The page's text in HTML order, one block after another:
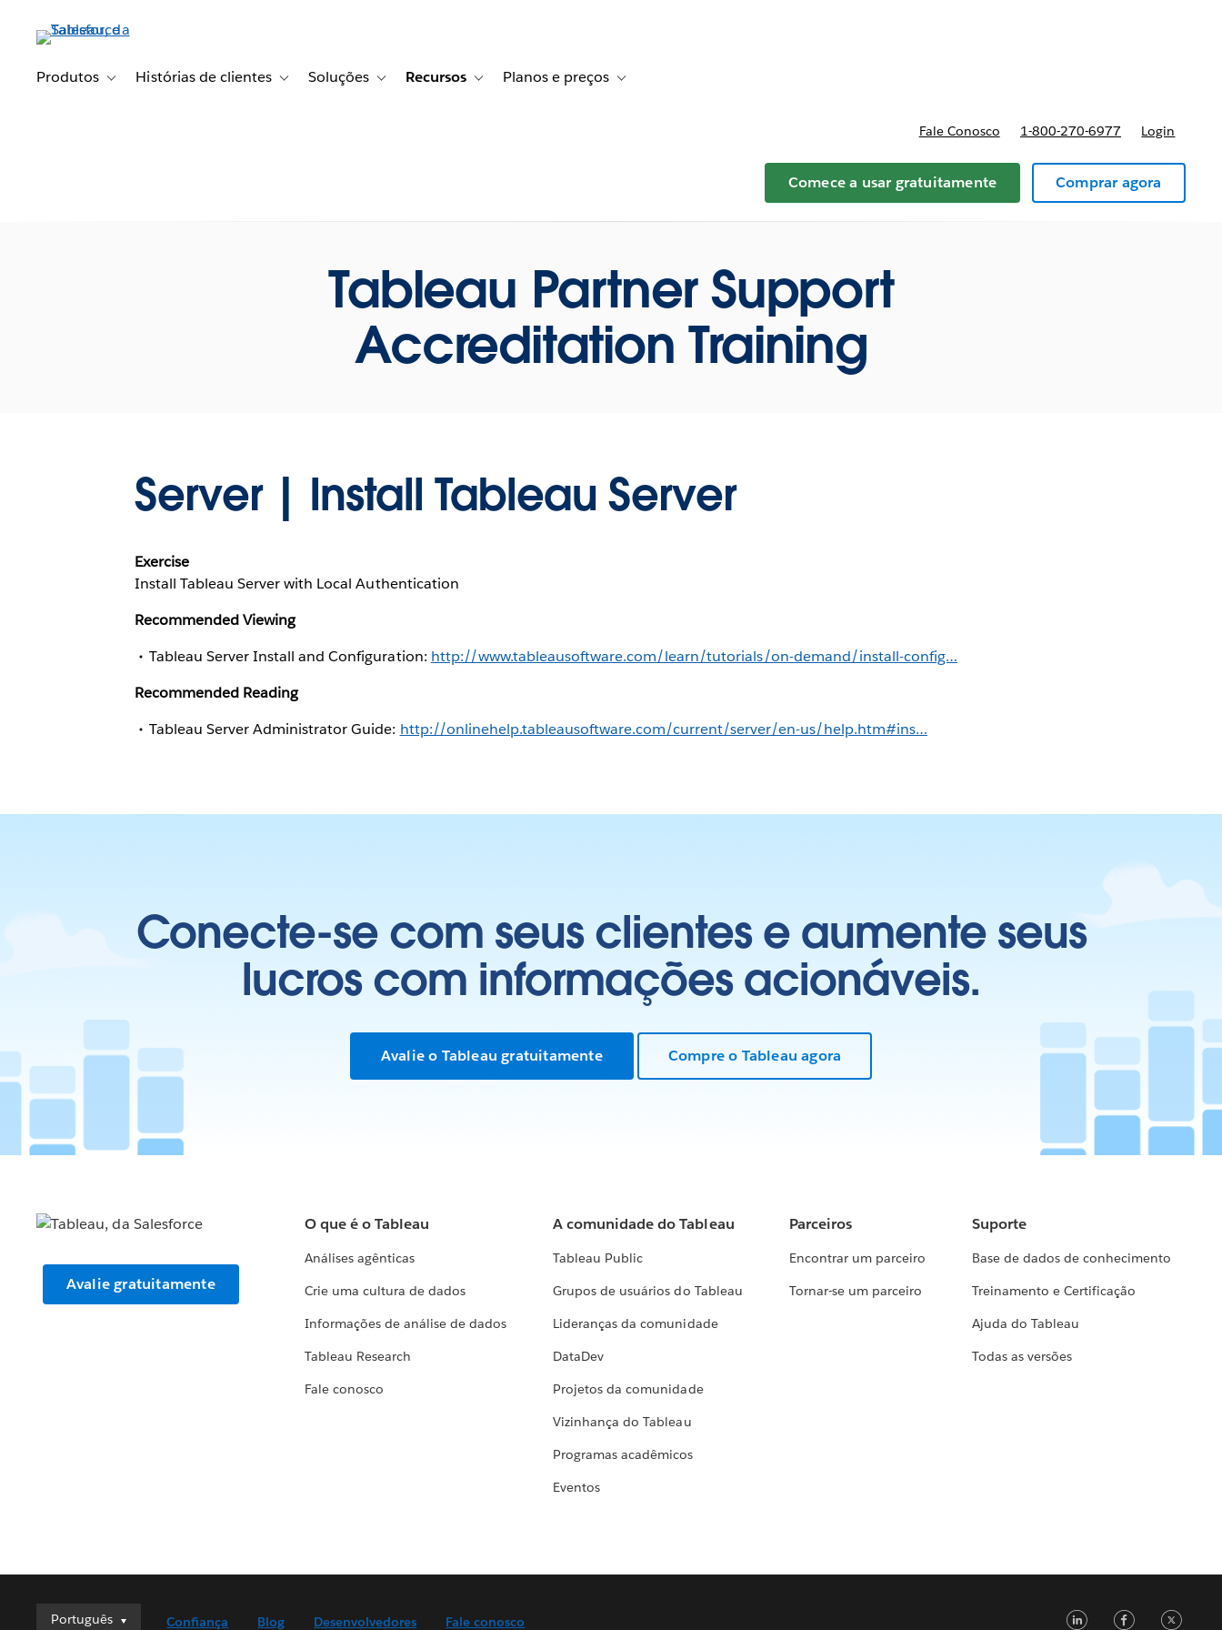
conteúdoProdutos Toggle sub-navigation for Produtos
Histórias de clientes Toggle sub-navigation for Histórias de clientes
Soluções Toggle sub-navigation for Soluções
Recursos Toggle sub-navigation for Recursos
Planos e preços Toggle sub-navigation for Planos e preços
Fale Conosco 1-800-270-6977 Login
Comece a usar gratuitamente Comprar agora
Tableau Partner Support
Accreditation Training
Server | Install Tableau Server
Exercise
Install Tableau Server with Local Authentication
Recommended Viewing
Tableau Server Install and Configuration: http://www.tableausoftware.com/learn/tutorials/on-demand/install-config…
Recommended Reading
Tableau Server Administrator Guide: http://onlinehelp.tableausoftware.com/current/server/en-us/help.htm#ins…
Conecte-se com seus clientes e aumente seus
lucros com informações acionáveis.
Avalie o Tableau gratuitamente Compre o Tableau agora
Avalie gratuitamente
O que é o Tableau
Análises agênticas
Crie uma cultura de dados
Informações de análise de dados
Tableau Research
Fale conosco
A comunidade do Tableau
Tableau Public
Grupos de usuários do Tableau
Lideranças da comunidade
DataDev
Projetos da comunidade
Vizinhança do Tableau
Programas acadêmicos
Eventos
Parceiros
Encontrar um parceiro
Tornar-se um parceiro
Suporte
Base de dados de conhecimento
Treinamento e Certificação
Ajuda do Tableau
Todas as versões
Português
Português Confiança Blog Desenvolvedores Fale conosco LinkedIn